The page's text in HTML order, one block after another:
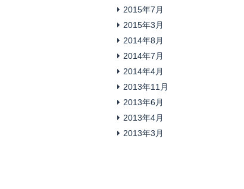
2015年7月
2015年3月
2014年8月
2014年7月
2014年4月
2013年11月
2013年6月
2013年4月
2013年3月